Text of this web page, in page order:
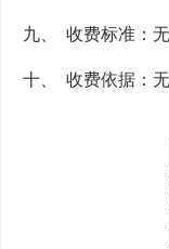
九、 收费标准：无
十、 收费依据：无